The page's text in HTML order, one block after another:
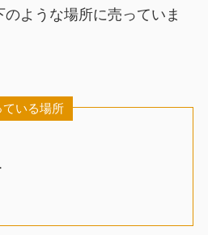
ような場所に売っていま
ている場所